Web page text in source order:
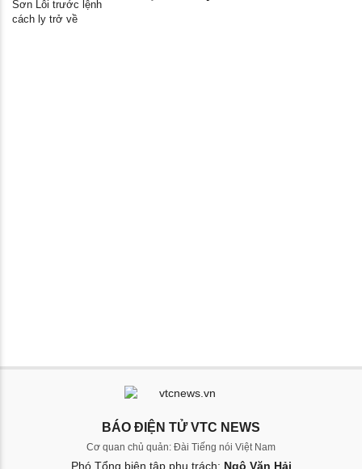
BÁO ĐIỆN TỬ VTC NEWS
Cơ quan chủ quản: Đài Tiếng nói Việt Nam
Phó Tổng biên tập phụ trách: Ngô Văn Hải